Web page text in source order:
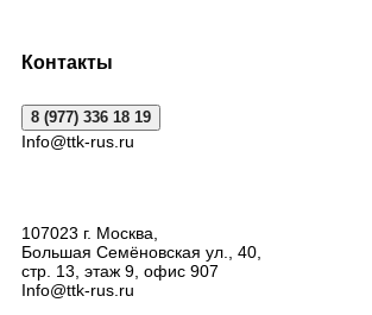
Контакты
8 (977) 336 18 19
Info@ttk-rus.ru
107023 г. Москва,
Большая Семёновская ул., 40,
стр. 13, этаж 9, офис 907
Info@ttk-rus.ru